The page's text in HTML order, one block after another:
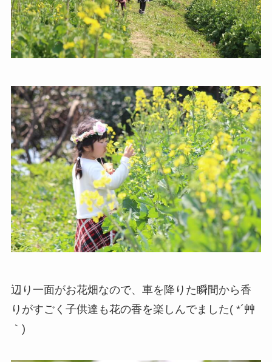
辺り一面がお花畑なので、車を降りた瞬間から香
りがすごく子供達も花の香を楽しんでました( *´艸
｀)